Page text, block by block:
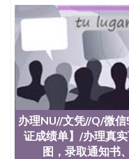
办理NU//文凭//Q/微
证成绩单】/办理真
图，录取通知书